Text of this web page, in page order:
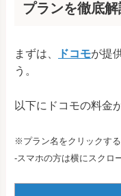
プランを徹底解
まずは、 ドコモが提
う。
以下にドコモの料金
※プラン名をクリックす
-スマホの方は横にスクロ